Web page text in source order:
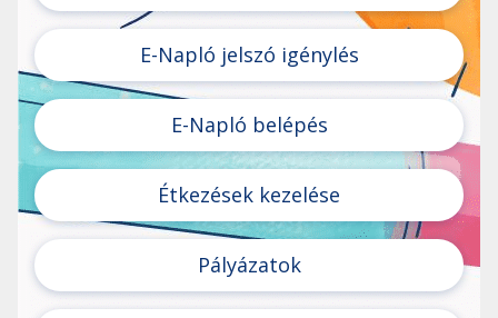
E-Napló jelszó igénylés
E-Napló belépés
Étkezések kezelése
Pályázatok